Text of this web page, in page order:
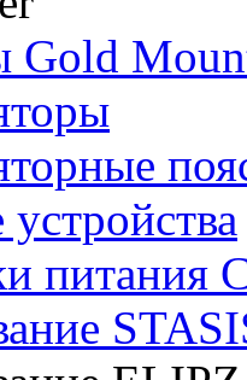
Gold
питания